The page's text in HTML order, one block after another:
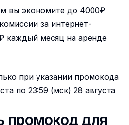
вы экономите до 4000₽
за интернет-
каждый месяц на аренде
при указании промокода
по 23:59 (мск) 28 августа
промокод для